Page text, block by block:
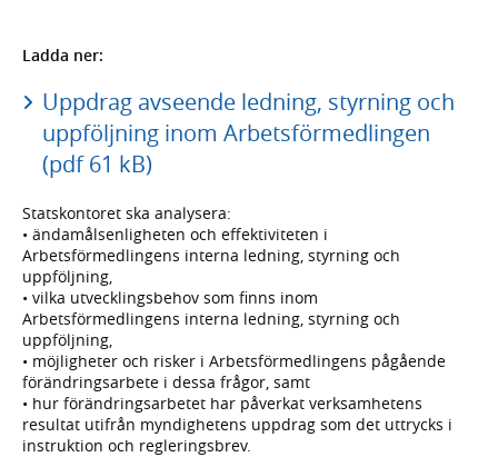
Ladda ner:
Uppdrag avseende ledning, styrning och
uppföljning inom Arbetsförmedlingen
(pdf 61 kB)
Statskontoret ska analysera:
• ändamålsenligheten och effektiviteten i
Arbetsförmedlingens interna ledning, styrning och
uppföljning,
• vilka utvecklingsbehov som finns inom
Arbetsförmedlingens interna ledning, styrning och
uppföljning,
• möjligheter och risker i Arbetsförmedlingens pågående
förändringsarbete i dessa frågor, samt
• hur förändringsarbetet har påverkat verksamhetens
resultat utifrån myndighetens uppdrag som det uttrycks i
instruktion och regleringsbrev.